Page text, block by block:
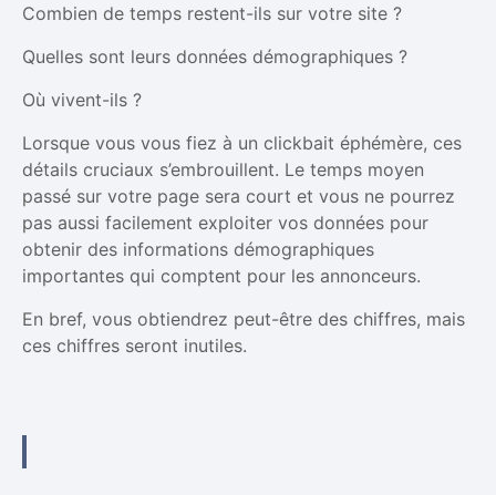
Combien de temps restent-ils sur votre site ?
Quelles sont leurs données démographiques ?
Où vivent-ils ?
Lorsque vous vous fiez à un clickbait éphémère, ces
détails cruciaux s’embrouillent. Le temps moyen
passé sur votre page sera court et vous ne pourrez
pas aussi facilement exploiter vos données pour
obtenir des informations démographiques
importantes qui comptent pour les annonceurs.
En bref, vous obtiendrez peut-être des chiffres, mais
ces chiffres seront inutiles.